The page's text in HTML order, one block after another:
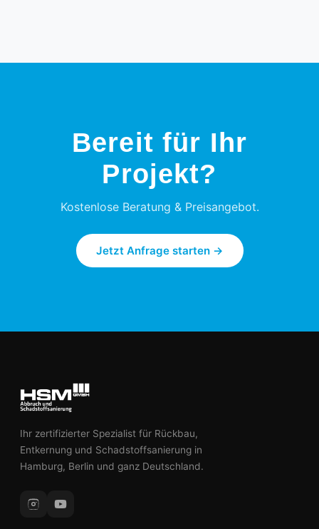
Bereit für Ihr
Projekt?
Kostenlose Beratung & Preisangebot.
Jetzt Anfrage starten →
Ihr zertifizierter Spezialist für Rückbau,
Entkernung und Schadstoffsanierung in
Hamburg, Berlin und ganz Deutschland.